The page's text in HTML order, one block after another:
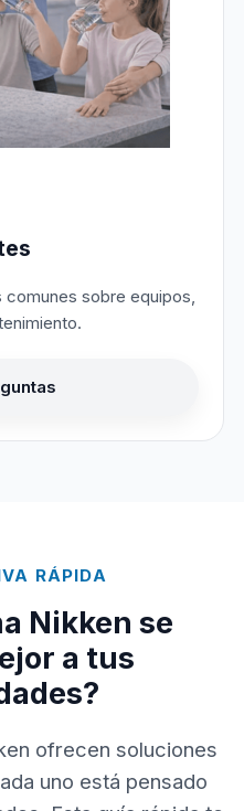
sobre equipos,
RÁPIDA
Nikken se
a tus
ofrecen soluciones
uno está pensado